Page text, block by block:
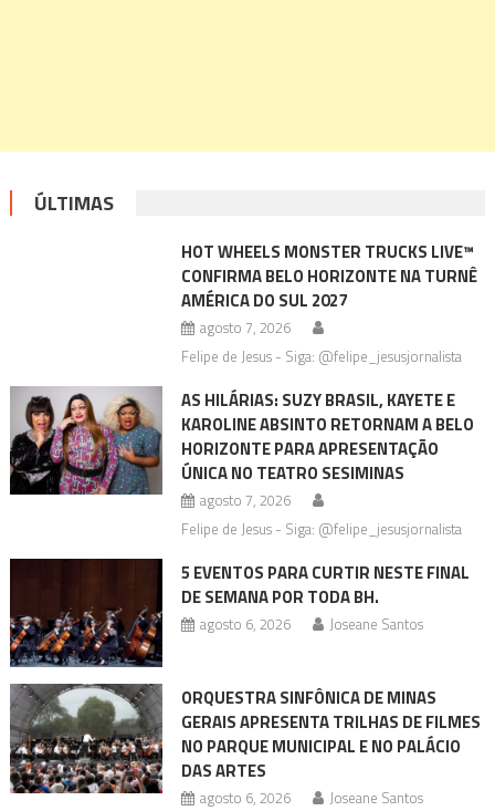
ÚLTIMAS
HOT WHEELS MONSTER TRUCKS LIVE™
CONFIRMA BELO HORIZONTE NA TURNÊ
AMÉRICA DO SUL 2027
agosto 7, 2026
Felipe de Jesus - Siga: @felipe_jesusjornalista
AS HILÁRIAS: SUZY BRASIL, KAYETE E
KAROLINE ABSINTO RETORNAM A BELO
HORIZONTE PARA APRESENTAÇÃO
ÚNICA NO TEATRO SESIMINAS
agosto 7, 2026
Felipe de Jesus - Siga: @felipe_jesusjornalista
5 EVENTOS PARA CURTIR NESTE FINAL
DE SEMANA POR TODA BH.
agosto 6, 2026 Joseane Santos
ORQUESTRA SINFÔNICA DE MINAS
GERAIS APRESENTA TRILHAS DE FILMES
NO PARQUE MUNICIPAL E NO PALÁCIO
DAS ARTES
agosto 6, 2026 Joseane Santos